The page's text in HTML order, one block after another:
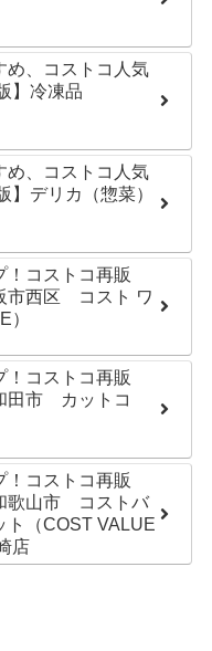
め、コストコ人気
】冷凍品
め、コストコ人気
】デリカ（惣菜）
！コストコ再販
市西区 コスト ワ
）
！コストコ再販
田市 カットコ
！コストコ再販
歌山市 コストバ
ト（COST VALUE
店